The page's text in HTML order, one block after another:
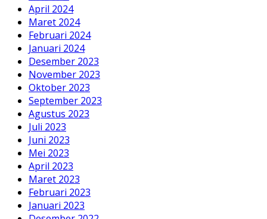
April 2024
Maret 2024
Februari 2024
Januari 2024
Desember 2023
November 2023
Oktober 2023
September 2023
Agustus 2023
Juli 2023
Juni 2023
Mei 2023
April 2023
Maret 2023
Februari 2023
Januari 2023